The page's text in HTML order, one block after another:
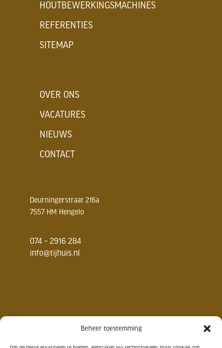
Beheer toestemming
HOUTBEWERKINGSMACHINES
REFERENTIES
SITEMAP
OVER ONS
VACATURES
NIEUWS
CONTACT
Deurningerstraat 216a
7557 HM Hengelo
074 – 2916 284
info@tijhuis.nl